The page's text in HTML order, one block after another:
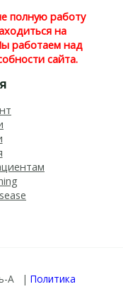
полную работу
на
работаем над
сайта.
А | Политика